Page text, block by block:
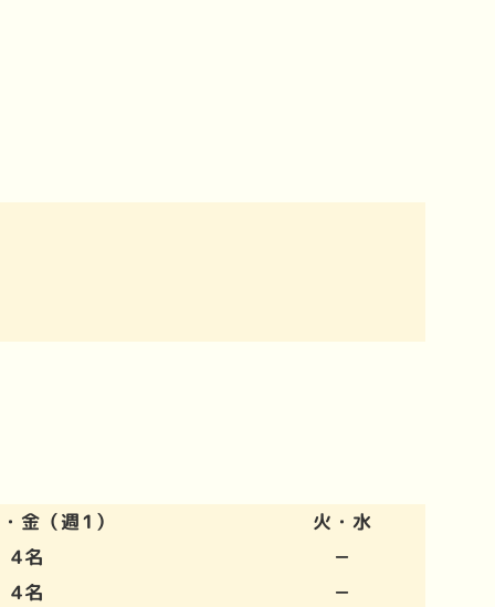
金（週1）
火・水
4名
－
4名
－